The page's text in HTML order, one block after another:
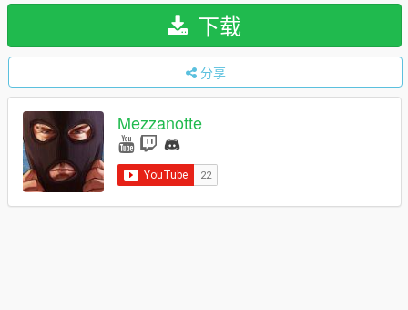
下载
分享
Mezzanotte